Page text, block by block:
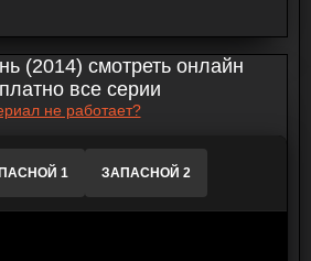
(2014) смотреть онлайн
все серии
не работает?
1 ЗАПАСНОЙ 2